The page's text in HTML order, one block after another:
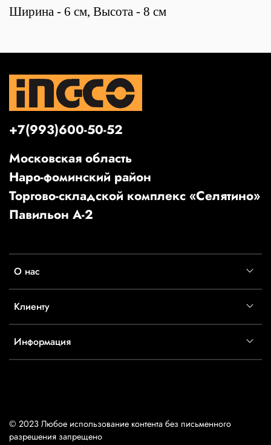
Ширина - 6 см, Высота - 8 см
О нас
Клиенту
Информация
+7(993)600-50-52
Московская область
Наро-фоминский район
Торгово-складской комплекс «Селятино»
Павильон А-2
© 2023 Любое использование контента без письменного
разрешения запрещено